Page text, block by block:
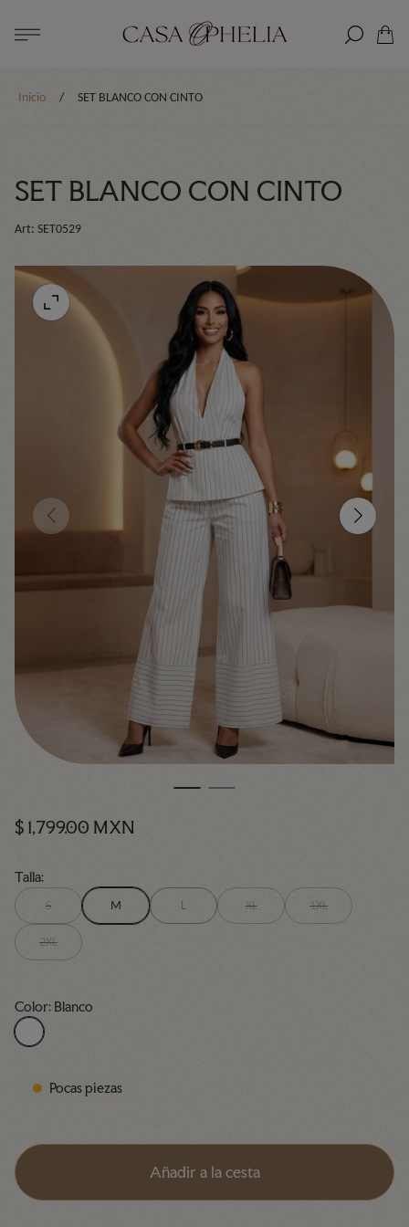
Logotipo
de
Cajón
Inicio / SET BLANCO CON CINTO
SET BLANCO CON CINTO
Art: SET0529
P
e
c
o
r
m
$ 1,799.00 MXN
Talla:
S M L XL 1XL
2XL
Color: Blanco
B
o
Pocas piezas
Añadir a la cesta